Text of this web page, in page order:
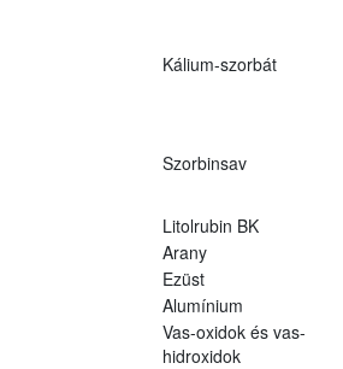
Kálium-szorbát
Szorbinsav
Litolrubin BK
Arany
Ezüst
Alumínium
Vas-oxidok és vas-
hidroxidok